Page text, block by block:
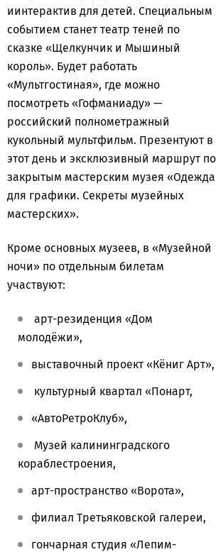
иинтерактив для детей. Специальным
событием станет театр теней по
сказке «Щелкунчик и Мышиный
король». Будет работать
«Мультгостиная», где можно
посмотреть «Гофманиаду» —
российский полнометражный
кукольный мультфильм. Презентуют в
этот день и эксклюзивный маршрут по
закрытым мастерским музея «Одежда
для графики. Секреты музейных
мастерских».
Кроме основных музеев, в «Музейной
ночи» по отдельным билетам
участвуют:
арт-резиденция «Дом
молодёжи»,
выставочный проект «Кёниг Арт»,
культурный квартал «Понарт,
«АвтоРетроКлуб»,
Музей калининградского
кораблестроения,
арт-пространство «Ворота»,
филиал Третьяковской галереи,
гончарная студия «Лепим-